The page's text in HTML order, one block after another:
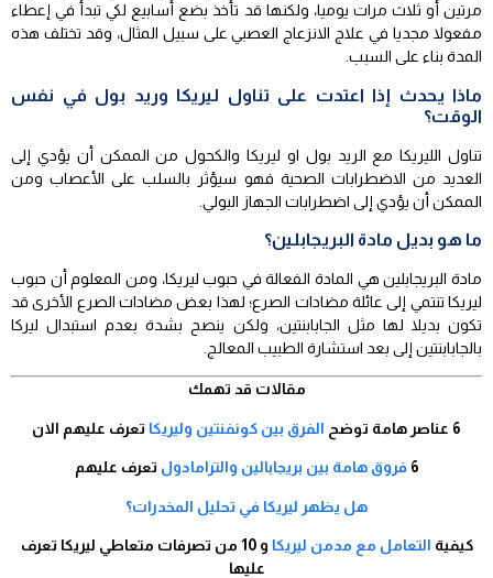
مرتين أو ثلاث مرات يوميا، ولكنها قد تأخذ بضع أسابيع لكي تبدأ في إعطاء
مفعولا مجديا في علاج الانزعاج العصبي على سبيل المثال، وقد تختلف هذه
المدة بناء على السبب.
ماذا يحدث إذا اعتدت على تناول ليريكا وريد بول في نفس
الوقت؟
تناول الليريكا مع الريد بول او ليريكا والكحول من الممكن أن يؤدي إلى
العديد من الاضطرابات الصحية فهو سيؤثر بالسلب على الأعصاب ومن
الممكن أن يؤدي إلى اضطرابات الجهاز البولي.
ما هو بديل مادة البريجابلين؟
مادة البريجابلين هي المادة الفعالة في حبوب ليريكا، ومن المعلوم أن حبوب
ليريكا تنتمي إلى عائلة مضادات الصرع؛ لهذا بعض مضادات الصرع الأخرى قد
تكون بديلا لها مثل الجابابنتين، ولكن ينصح بشدة بعدم استبدال ليركا
بالجابابنتين إلى بعد استشارة الطبيب المعالج.
مقالات قد تهمك
6 عناصر هامة توضح الفرق بين كونفنتين وليريكا تعرف عليهم الان
6 فروق هامة بين بريجابالين والترامادول تعرف عليهم
هل يظهر ليريكا في تحليل المخدرات؟
كيفية التعامل مع مدمن ليريكا
و 10 من تصرفات متعاطي ليريكا تعرف
عليها